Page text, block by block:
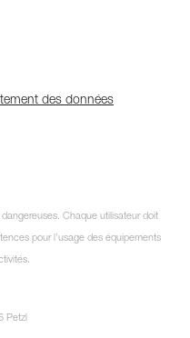
des données
Chaque utilisateur doit
pour l’usage des équipements
Petzl